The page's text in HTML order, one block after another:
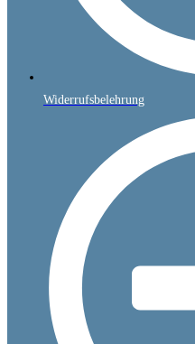
Widerrufsbelehrung